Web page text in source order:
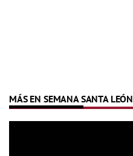
MÁS EN SEMANA SANTA LEÓN